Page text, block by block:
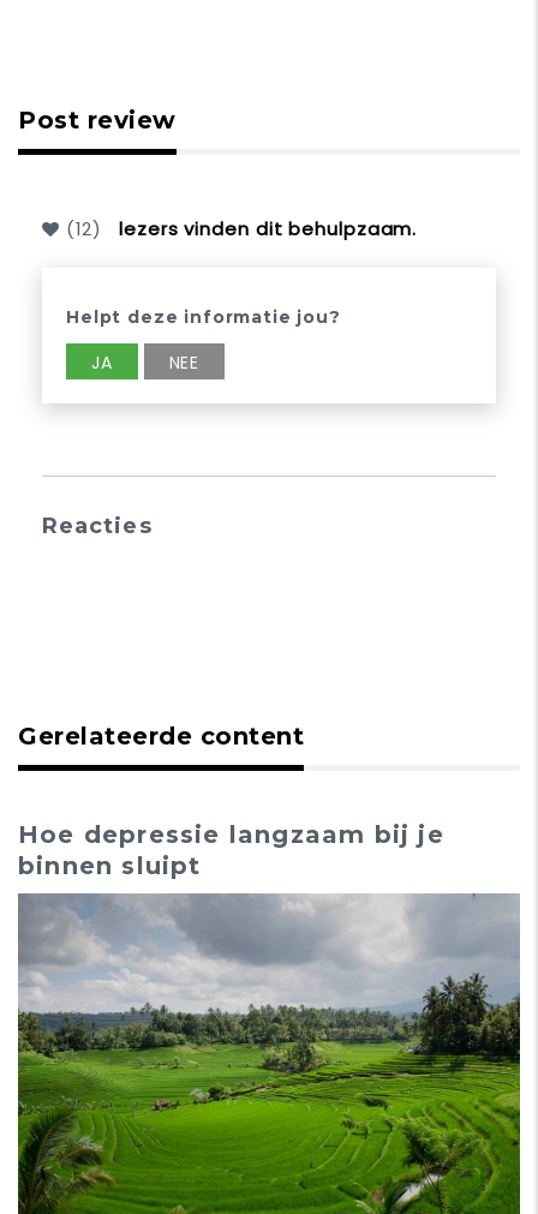
Post review
(12) lezers vinden dit behulpzaam.
Helpt deze informatie jou?
JA NEE
Reacties
Gerelateerde content
Hoe depressie langzaam bij je
binnen sluipt